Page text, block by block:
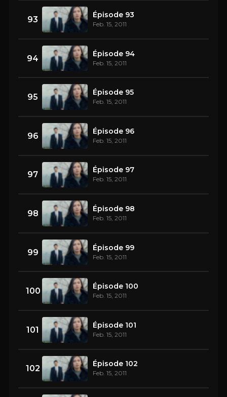
93 Épisode 93
Feb. 15, 2011
94 Épisode 94
Feb. 15, 2011
95 Épisode 95
Feb. 15, 2011
96 Épisode 96
Feb. 15, 2011
97 Épisode 97
Feb. 15, 2011
98 Épisode 98
Feb. 15, 2011
99 Épisode 99
Feb. 15, 2011
100 Épisode 100
Feb. 15, 2011
101 Épisode 101
Feb. 15, 2011
102 Épisode 102
Feb. 15, 2011